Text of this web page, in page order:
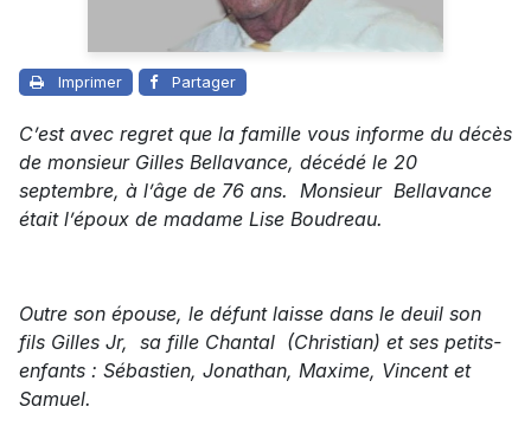
Imprimer Partager
C’est avec regret que la famille vous informe du décès
de monsieur Gilles Bellavance, décédé le 20
septembre, à l’âge de 76 ans. Monsieur Bellavance
était l’époux de madame Lise Boudreau.
Outre son épouse, le défunt laisse dans le deuil son
fils Gilles Jr, sa fille Chantal (Christian) et ses petits-
enfants : Sébastien, Jonathan, Maxime, Vincent et
Samuel.